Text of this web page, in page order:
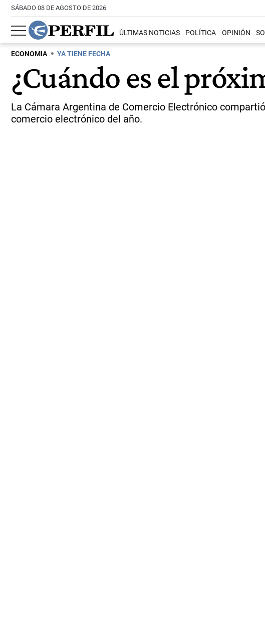
SÁBADO 08 DE AGOSTO DE 2026
ÚLTIMAS NOTICIAS POLÍTICA OPINIÓN
ECONOMIA YA TIENE FECHA
¿Cuándo es el
La Cámara Argentina de Comercio Electrónico
comercio electrónico del año.